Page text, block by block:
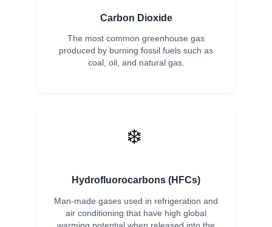
Carbon Dioxide
The most common greenhouse gas
produced by burning fossil fuels such as
coal, oil, and natural gas.
❄️
Hydrofluorocarbons (HFCs)
Man-made gases used in refrigeration and
air conditioning that have high global
warming potential when released into the